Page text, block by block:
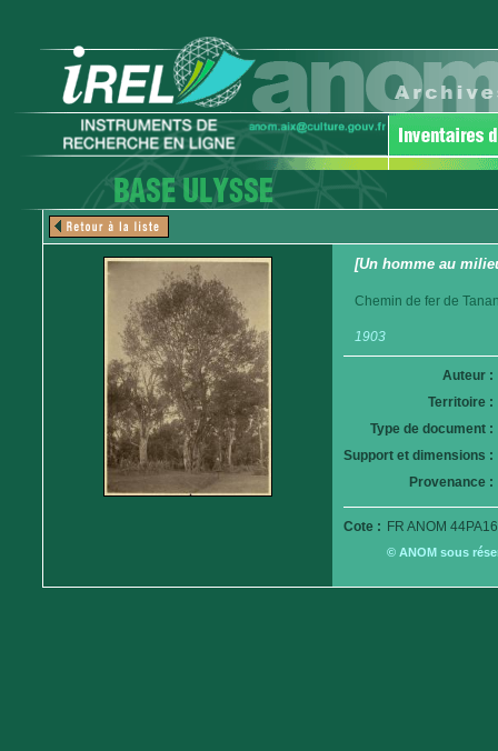
[Un homme au
Chemin de fer de
1903
Auteur :
Territoire :
Type de document :
Support et dimensions :
Provenance :
Cote : FR ANOM
© ANOM sous